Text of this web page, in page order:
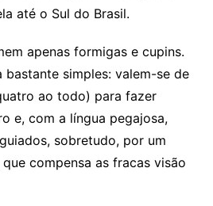
até o Sul do Brasil.
apenas formigas e cupins.
bastante simples: valem-se de
ao todo) para fazer
e, com a língua pegajosa,
sobretudo, por um
compensa as fracas visão